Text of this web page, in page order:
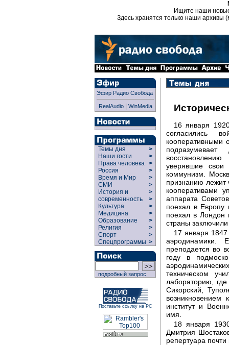
Ищите наши
Здесь хранятся только наши архивы
Эфир Радио Свобода
RealAudio| WinMedia
Темы дня
>
Наши гости
>
Права человека >
Россия
>
Время и Мир
>
СМИ
>
История и
современность
>
>
Культура
>
Медицина
>
Образование
>
Религия
>
Спорт
>
Спецпрограммы >
подробный запрос
Поставьте ссылку на РС
16 января
согласились
кооперативными
подразумевает
уверявшие свои
коммунизм.
признанию лежит
кооперативами
аппарата
поехал в Европу
поехал в Лондон
страны
17 января
преподается во
году в
техническом
лабораторию,
Сикорский,
возникновением
институт и
имя.
18 января
Дмитрия
репертуара